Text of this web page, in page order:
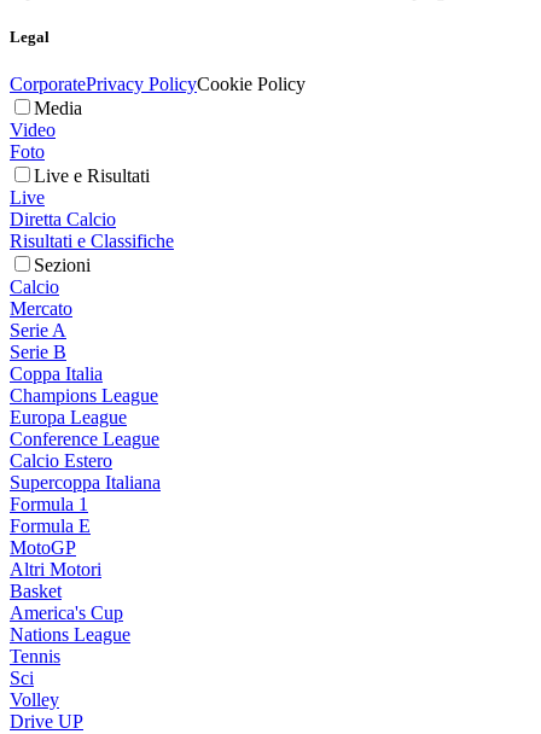
Legal
CorporatePrivacy PolicyCookie Policy
Media
Video
Foto
Live e Risultati
Live
Diretta Calcio
Risultati e Classifiche
Sezioni
Calcio
Mercato
Serie A
Serie B
Coppa Italia
Champions League
Europa League
Conference League
Calcio Estero
Supercoppa Italiana
Formula 1
Formula E
MotoGP
Altri Motori
Basket
America's Cup
Nations League
Tennis
Sci
Volley
Drive UP